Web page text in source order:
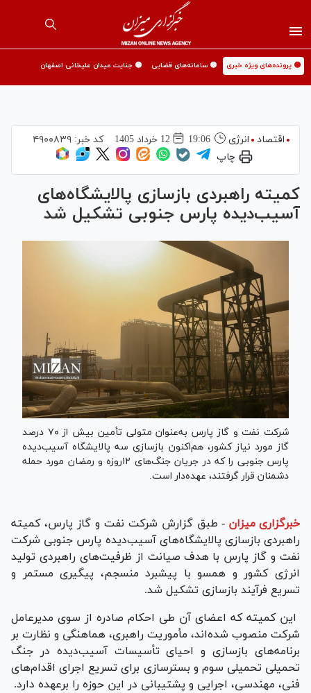
🟡 پرونده‌های ویژه خبری 🟡 سامانه‌های قضایی 🟡 جنایت میدان علیخانی اصفهان
اقتصاد انرژی 19:06 12 خرداد 1405 کد خبر: ۴۹۰۰۸۳۹
چاپ
کمیته راهبردی بازسازی پالایشگاه‌های
آسیب‌دیده پارس جنوبی تشکیل شد
شرکت نفت و گاز پارس به‌عنوان متولی تأمین بیش از ۷۰ درصد
گاز مورد نیاز کشور، هم‌اکنون بازسازی سه پالایشگاه آسیب‌دیده
پارس جنوبی را که در جریان جنگ‌های ۱۲روزه و رمضان مورد حمله
دشمنان قرار گرفتند، عهده‌دار است.
خبرگزاری میزان - طبق گزارش شرکت نفت و گاز پارس، کمیته
راهبردی بازسازی پالایشگاه‌های آسیب‌دیده پارس جنوبی شرکت
نفت و گاز پارس با هدف صیانت از ظرفیت‌های راهبردی تولید
انرژی کشور و همسو با پیشبرد منسجم، پیگیری مستمر و
تسریع فرآیند بازسازی تشکیل شد.
این کمیته که اعضای آن طی احکام صادره از سوی مدیرعامل
شرکت منصوب شده‌اند، مأموریت راهبری، هماهنگی و نظارت بر
برنامه‌های بازسازی و احیای تأسیسات آسیب‌دیده در جنگ
تحمیلی تحمیلی سوم و بسترسازی برای تسریع اجرای اقدام‌های
فنی، مهندسی، اجرایی و پشتیبانی در این حوزه را برعهده دارد.